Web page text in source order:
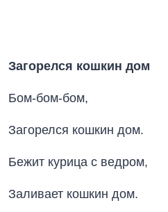
Загорелся кошкин дом
Бом-бом-бом,
Загорелся кошкин дом.
Бежит курица с ведром,
Заливает кошкин дом.